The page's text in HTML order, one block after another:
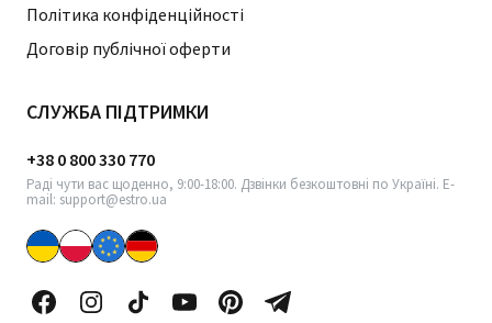
Політика конфіденційності
Договір публічної оферти
СЛУЖБА ПІДТРИМКИ
+38 0 800 330 770
Раді чути вас щоденно, 9:00-18:00. Дзвінки безкоштовні по Україні. E-
mail: support@estro.ua